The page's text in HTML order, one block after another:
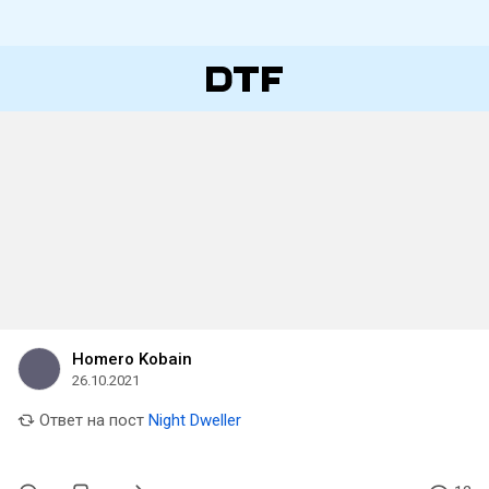
Homero Kobain
26.10.2021
Ответ на пост Night Dweller